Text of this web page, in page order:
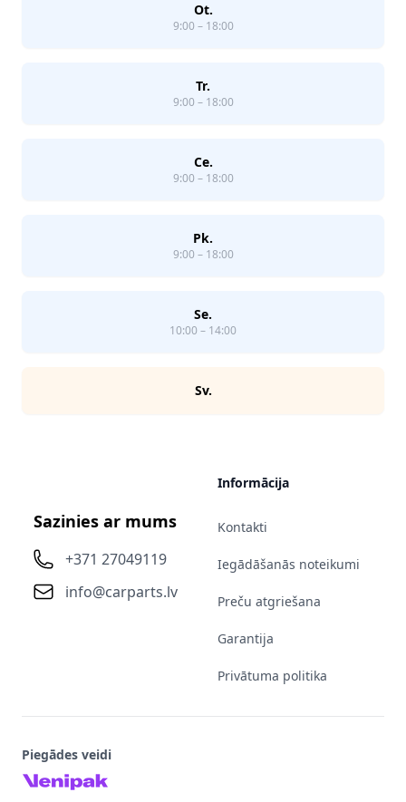
Ot.
9:00 – 18:00
Tr.
9:00 – 18:00
Ce.
9:00 – 18:00
Pk.
9:00 – 18:00
Se.
10:00 – 14:00
Sv.
Sazinies ar mums
+371 27049119
info@carparts.lv
Informācija
Kontakti
Iegādāšanās noteikumi
Preču atgriešana
Garantija
Privātuma politika
Piegādes veidi